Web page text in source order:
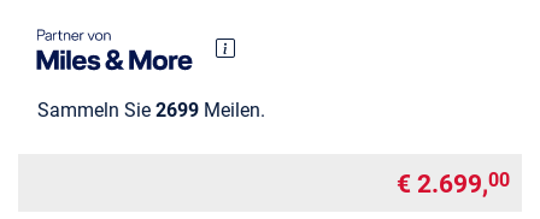
Sammeln Sie 2699 Meilen.
€ 2.699,00